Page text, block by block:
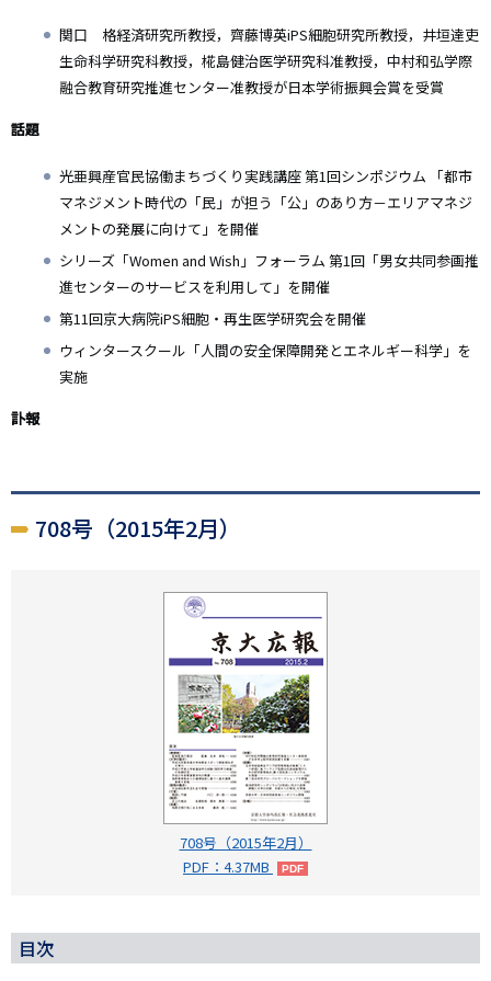
関口 格経済研究所教授，齊藤博英iPS細胞研究所教授，井垣達吏
生命科学研究科教授，椛島健治医学研究科准教授，中村和弘学際
融合教育研究推進センター准教授が日本学術振興会賞を受賞
話題
光亜興産官民協働まちづくり実践講座 第1回シンポジウム 「都市
マネジメント時代の「民」が担う「公」のあり方－エリアマネジ
メントの発展に向けて」を開催
シリーズ「Women and Wish」フォーラム 第1回「男女共同参画推
進センターのサービスを利用して」を開催
第11回京大病院iPS細胞・再生医学研究会を開催
ウィンタースクール「人間の安全保障開発とエネルギー科学」を
実施
訃報
708号（2015年2月）
708号（2015年2月）
PDF：4.37MB
目次